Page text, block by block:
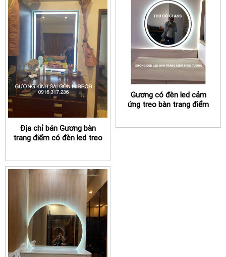
Địa chỉ bán Gương bàn
trang điểm có đèn led treo
Gương có đèn led cảm
ứng treo bàn trang điểm